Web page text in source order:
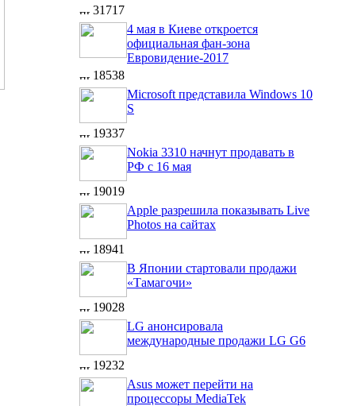
31717
4 мая в Киеве откроется
официальная фан-зона
Евровидение-2017
18538
Microsoft представила Windows 10
S
19337
Nokia 3310 начнут продавать в
РФ с 16 мая
19019
Apple разрешила показывать Live
Photos на сайтах
18941
В Японии стартовали продажи
«Тамагочи»
19028
LG анонсировала
международные продажи LG G6
19232
Asus может перейти на
процессоры MediaTek